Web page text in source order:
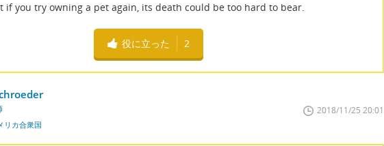
if you try owning a pet again, its death could be too hard to bear.
役に立った 2
リカ合衆国
2018/11/25 20:01